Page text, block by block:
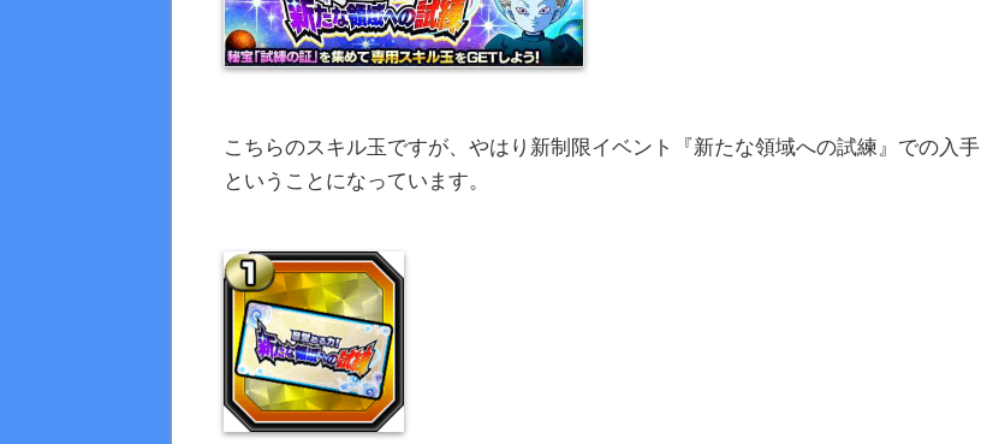
こちらのスキル玉ですが、やはり新制限イベント『新たな領域への試練』での入手
ということになっています。